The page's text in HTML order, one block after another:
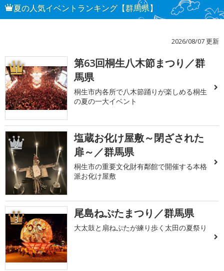
夏の人気イベントランキング【群馬県】
2026/08/07 更新
1
第63回桐生八木節まつり／群
馬県
桐生市内各所で八木節踊りが楽しめる桐生
の夏の一大イベント
2
塩蔵お化け屋敷～閉ざされた
扉～／群馬県
桐生市の重要文化財有鄰館で開催する本格
派お化け屋敷
3 尾島ねぷたまつり／群馬県
大太鼓と扇ねぷたが練り歩く太田の夏祭り